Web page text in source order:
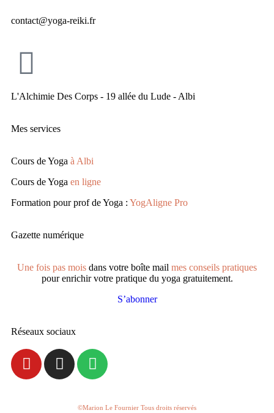
contact@yoga-reiki.fr
L'Alchimie Des Corps - 19 allée du Lude - Albi
Mes services
Cours de Yoga à Albi
Cours de Yoga en ligne
Formation pour prof de Yoga : YogAligne Pro
Gazette numérique
Une fois pas mois dans votre boîte mail mes conseils pratiques
pour enrichir votre pratique du yoga gratuitement.
S’abonner
Réseaux sociaux
©Marion Le Fournier Tous droits réservés